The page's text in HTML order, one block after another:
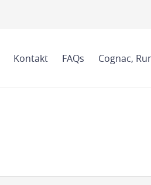
Kontakt FAQs Cognac,